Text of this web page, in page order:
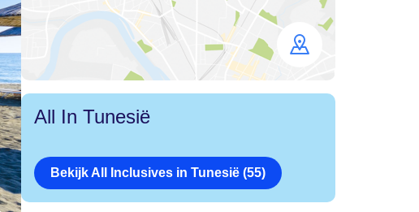
All In Tunesië
Bekijk All Inclusives in Tunesië (55)